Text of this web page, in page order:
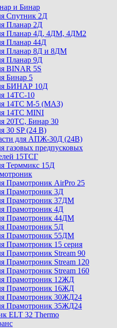
и Бинар
Спутник 2Д
Планар 2Д
Планар 4Д, 4ДМ, 4ДМ2
Планар 44Д
Планар 8Д и 8ДМ
Планар 9Д
BINAR 5S
Бинар 5
БИНАР 10Д
14ТС-10
14ТС М-5 (МАЗ)
14ТС MINI
20ТС, Бинар 30
30 SP (24 В)
для АПЖ-30Д (24В)
газовых предпусковых
15ТСГ
Терммикс 15Д
Прамотроник AirPro 25
Прамотроник 3Д
Прамотроник 37ДМ
Прамотроник 4Д
Прамотроник 44ДМ
Прамотроник 5Д
Прамотроник 55ДМ
Прамотроник 15 серия
Прамотроник Stream 90
Прамотроник Stream 120
Прамотроник Stream 160
Прамотроник 12ЖД
Прамотроник 16ЖД
Прамотроник 30ЖД24
Прамотроник 35ЖД24
ELT 32 Thermo